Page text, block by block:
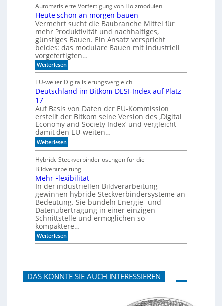
?
u
f
S
c
h
i
e
n
e
n
i
n
s
c
h
l
i
f
f
i
m
A
k
s
t
i
k
p
a
n
e
l
Automatisierte Vorfertigung von Holzmodulen
Heute schon an morgen bauen
Vermehrt sucht die Baubranche Mittel für
mehr Produktivität und nachhaltiges,
günstiges Bauen. Ein Ansatz verspricht
beides: das modulare Bauen mit industriell
vorgefertigten…
Weiterlesen:
H
e
u
t
s
c
h
o
n
a
n
o
r
g
e
n
b
a
u
e
n
EU-weiter Digitalisierungsvergleich
Deutschland im Bitkom-DESI-Index auf Platz
17
Auf Basis von Daten der EU-Kommission
erstellt der Bitkom seine Version des ‚Digital
Economy and Society Index‘ und vergleicht
damit den EU-weiten…
Weiterlesen:
D
u
t
s
c
h
l
a
n
d
i
m
B
i
m
-
Hybride Steckverbinderlösungen für die
Bildverarbeitung
Mehr Flexibilität
In der industriellen Bildverarbeitung
gewinnen hybride Steckverbindersysteme an
Bedeutung. Sie bündeln Energie- und
Datenübertragung in einer einzigen
Schnittstelle und ermöglichen so
kompaktere…
Weiterlesen:
M
F
l
e
DAS KÖNNTE SIE AUCH INTERESSIEREN